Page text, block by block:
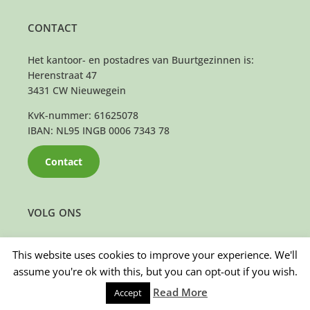
VOLG ONS
CONTACT
Het kantoor- en postadres van Buurtgezinnen is:
Herenstraat 47
3431 CW Nieuwegein
KvK-nummer: 61625078
IBAN: NL95 INGB 0006 7343 78
Contact
This website uses cookies to improve your experience. We'll
assume you're ok with this, but you can opt-out if you wish.
Accept Read More